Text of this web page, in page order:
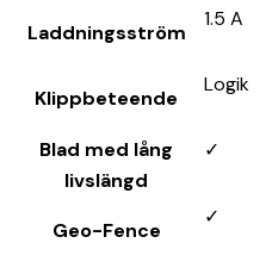
Laddningsström
1.5 A
Klippbeteende
Logik
Blad med lång
livslängd
✓
Geo-Fence
✓